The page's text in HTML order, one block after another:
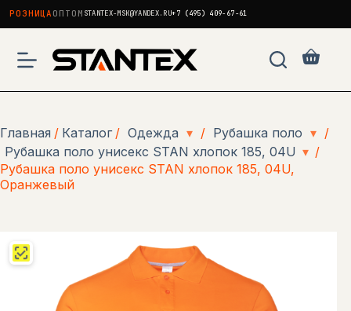
РОЗНИЦА ОПТОМ STANTEX-MSK@YANDEX.RU+7 (495) 409-67-61
сути
Главная / Каталог / Одежда ▾ / Рубашка поло ▾ /
Рубашка поло унисекс STAN хлопок 185, 04U ▾ /
Рубашка поло унисекс STAN хлопок 185, 04U,
Оранжевый